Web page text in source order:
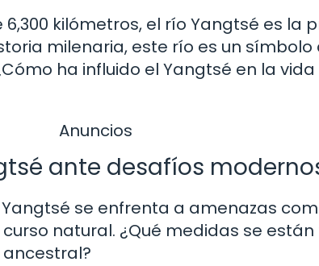
kilómetros, el río Yangtsé es la
milenaria, este río es un
ha influido el Yangtsé en la
Anuncios
ante desafíos
se enfrenta a amenazas
natural. ¿Qué medidas se